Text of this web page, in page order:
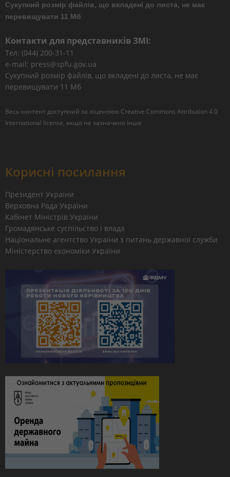
Сукупний розмір файлів, що вкладені до листа, не має
перевищувати 11 Мб
Контакти для представників ЗМІ:
Тел: (044) 200-31-11
e-mail: press@spfu.gov.ua
Сукупний розмір файлів, що вкладені до листа, не має
перевищувати 11 Мб
Весь контент доступний за ліцензією Creative Commons Attribution 4.0
International license, якщо не зазначено інше
Корисні посилання
Президент України
Верховна Рада України
Кабінет Міністрів України
Громадянське суспільство і влада
Національне агентство України з питань державної служби
Міністерство економіки України